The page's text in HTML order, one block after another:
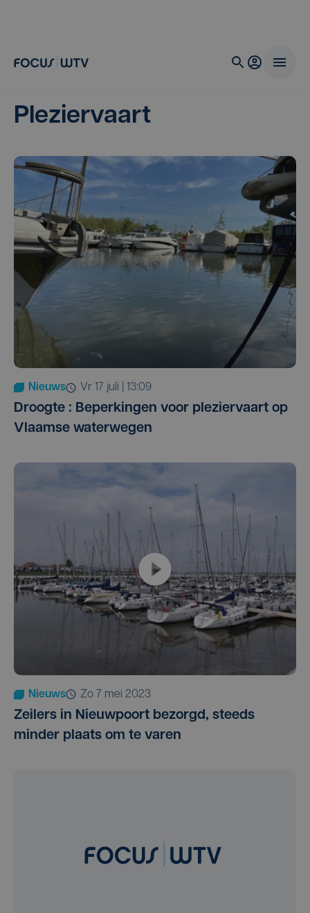
Pleziervaart
Nieuws vr 17 juli | 13:09
Droogte : Beperkingen voor pleziervaart op
Vlaamse waterwegen
Nieuws zo 7 mei 2023
Zeilers in Nieuwpoort bezorgd, steeds
minder plaats om te varen